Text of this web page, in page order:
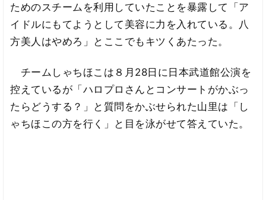
ためのスチームを利用していたことを暴露して「ア
イドルにもてようとして美容に力を入れている。八
方美人はやめろ」とここでもキツくあたった。
チームしゃちほこは８月28日に日本武道館公演を
控えているが「ハロプロさんとコンサートがかぶっ
たらどうする？」と質問をかぶせられた山里は「し
ゃちほこの方を行く」と目を泳がせて答えていた。